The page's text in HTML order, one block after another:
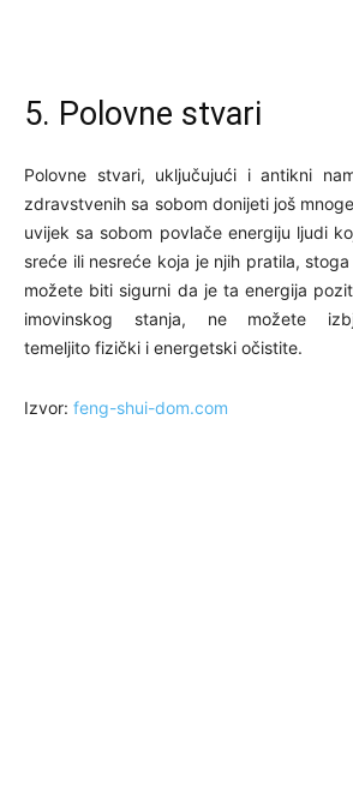
5. Polovne stvari
Polovne stvari, uključujući i antikni
zdravstvenih sa sobom donijeti još
uvijek sa sobom povlače energiju ljudi
sreće ili nesreće koja je njih pratila,
možete biti sigurni da je ta energija
imovinskog stanja, ne možete
temeljito fizički i energetski očistite.
Izvor: feng-shui-dom.com